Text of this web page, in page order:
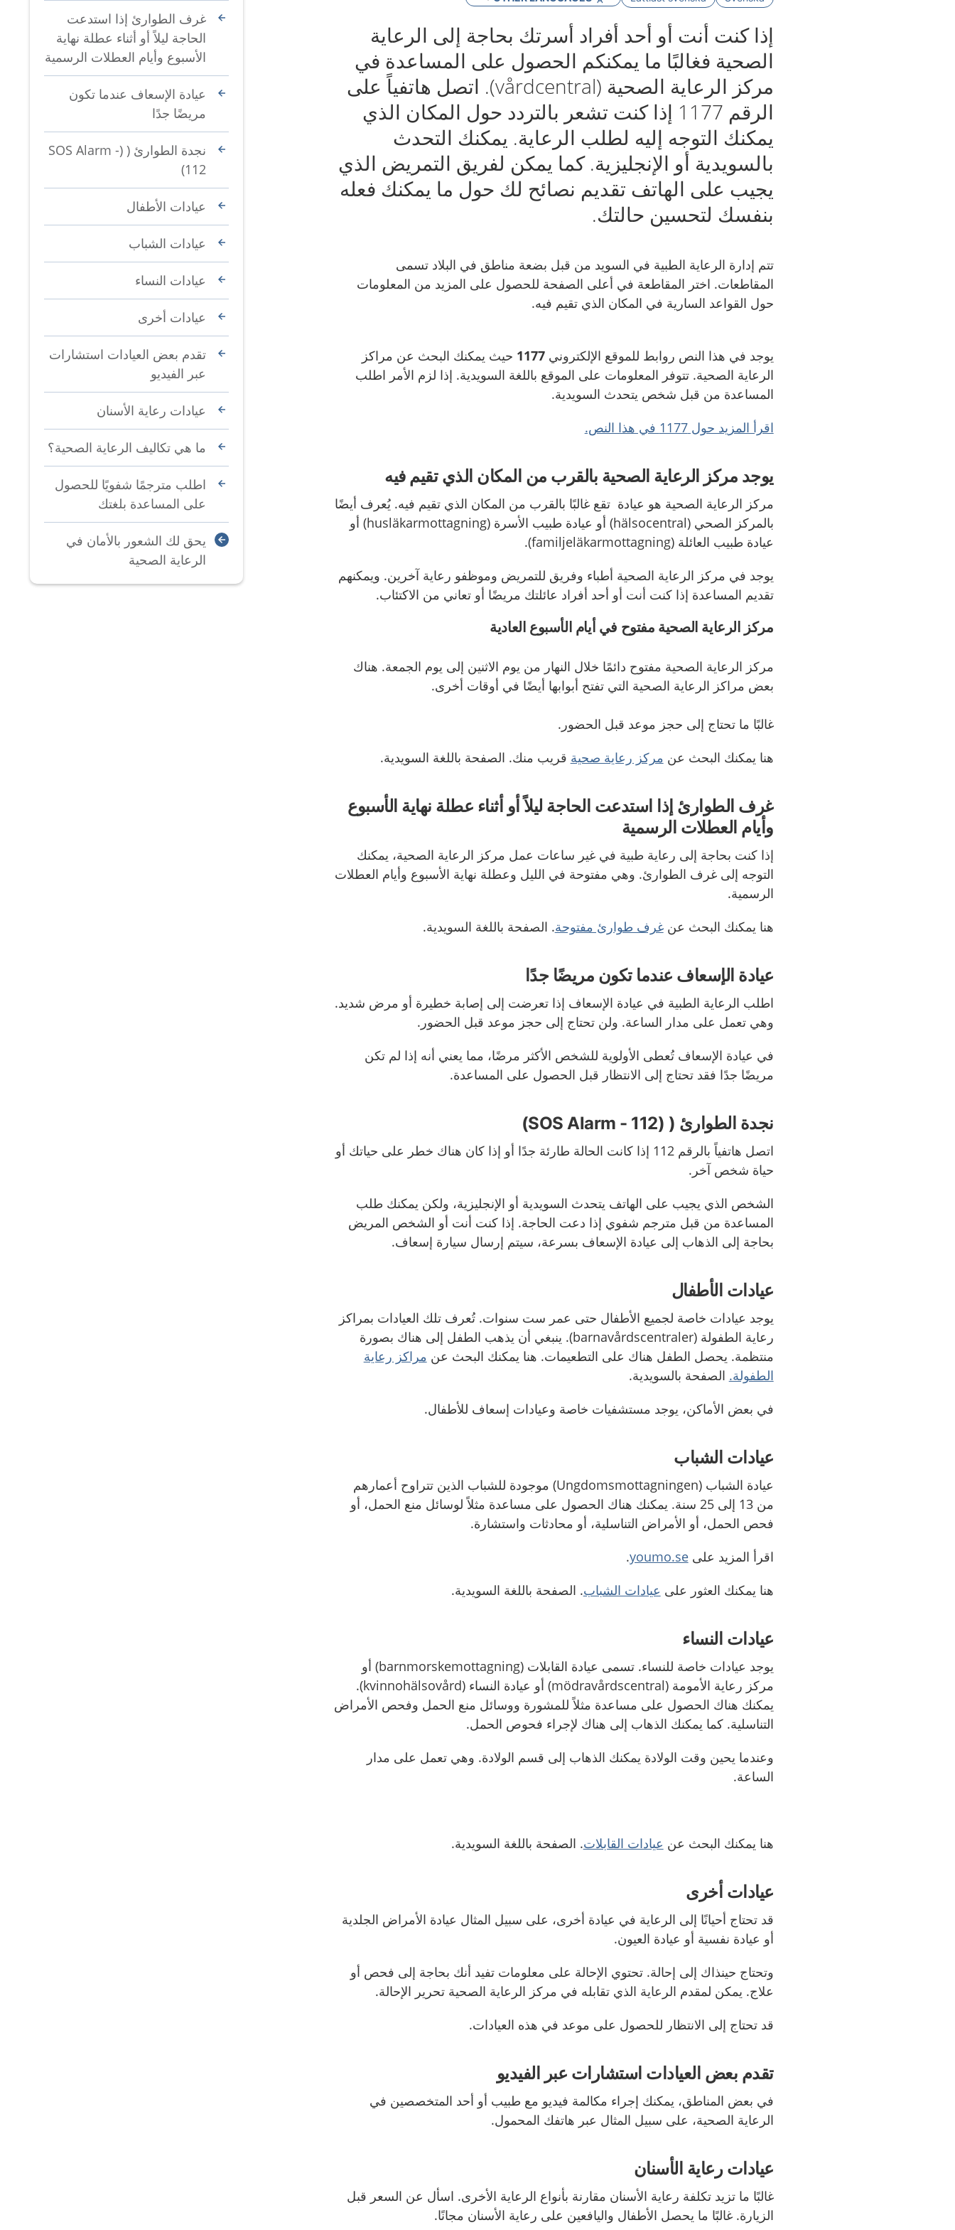
إذا كنت أنت أو أحد أفراد أسرتك بحاجة إلى الرعاية
الصحية فغالبًا ما يمكنكم الحصول على المساعدة في
مركز الرعاية الصحية (vårdcentral). اتصل هاتفياً على
الرقم 1177 إذا كنت تشعر بالتردد حول المكان الذي
يمكنك التوجه إليه لطلب الرعاية. يمكنك التحدث
بالسويدية أو الإنجليزية. كما يمكن لفريق التمريض الذي
يجيب على الهاتف تقديم نصائح لك حول ما يمكنك فعله
بنفسك لتحسين حالتك.
تتم إدارة الرعاية الطبية في السويد من قبل بضعة مناطق في البلاد تسمى
المقاطعات. اختر المقاطعة في أعلى الصفحة للحصول على المزيد من المعلومات
حول القواعد السارية في المكان الذي تقيم فيه.
يوجد في هذا النص روابط للموقع الإلكتروني1177 حيث يمكنك البحث عن مراكز
الرعاية الصحية. تتوفر المعلومات على الموقع باللغة السويدية. إذا لزم الأمر اطلب
المساعدة من قبل شخص يتحدث السويدية.
اقرأ المزيد حول 1177 في هذا النص.
يوجد مركز الرعاية الصحية بالقرب من المكان الذي تقيم فيه
مركز الرعاية الصحية هو عيادة تقع غالبًا بالقرب من المكان الذي تقيم فيه. يُعرف أيضًا
بالمركز الصحي (hälsocentral) أو عيادة طبيب الأسرة (husläkarmottagning) أو
عيادة طبيب العائلة (familjeläkarmottagning).
يوجد في مركز الرعاية الصحية أطباء وفريق للتمريض وموظفو رعاية آخرين. ويمكنهم
تقديم المساعدة إذا كنت أنت أو أحد أفراد عائلتك مريضًا أو تعاني من الاكتئاب.
مركز الرعاية الصحية مفتوح في أيام الأسبوع العادية
مركز الرعاية الصحية مفتوح دائمًا خلال النهار من يوم الاثنين إلى يوم الجمعة. هناك
بعض مراكز الرعاية الصحية التي تفتح أبوابها أيضًا في أوقات أخرى.
غالبًا ما تحتاج إلى حجز موعد قبل الحضور.
هنا يمكنك البحث عن مركز رعاية صحية قريب منك. الصفحة باللغة السويدية.
غرف الطوارئ إذا استدعت الحاجة ليلاً أو أثناء عطلة نهاية الأسبوع
وأيام العطلات الرسمية
إذا كنت بحاجة إلى رعاية طبية في غير ساعات عمل مركز الرعاية الصحية، يمكنك
التوجه إلى غرف الطوارئ. وهي مفتوحة في الليل وعطلة نهاية الأسبوع وأيام العطلات
الرسمية.
هنا يمكنك البحث عنغرف طوارئ مفتوحة. الصفحة باللغة السويدية.
عيادة الإسعاف عندما تكون مريضًا جدًا
اطلب الرعاية الطبية في عيادة الإسعاف إذا تعرضت إلى إصابة خطيرة أو مرض شديد.
وهي تعمل على مدار الساعة. ولن تحتاج إلى حجز موعد قبل الحضور.
في عيادة الإسعاف تُعطى الأولوية للشخص الأكثر مرضًا، مما يعني أنه إذا لم تكن
مريضًا جدًا فقد تحتاج إلى الانتظار قبل الحصول على المساعدة.
نجدة الطوارئ ( (SOS Alarm - 112)
اتصل هاتفياً بالرقم 112 إذا كانت الحالة طارئة جدًا أو إذا كان هناك خطر على حياتك أو
حياة شخص آخر.
الشخص الذي يجيب على الهاتف يتحدث السويدية أو الإنجليزية، ولكن يمكنك طلب
المساعدة من قبل مترجم شفوي إذا دعت الحاجة. إذا كنت أنت أو الشخص المريض
بحاجة إلى الذهاب إلى عيادة الإسعاف بسرعة، سيتم إرسال سيارة إسعاف.
عيادات الأطفال
يوجد عيادات خاصة لجميع الأطفال حتى عمر ست سنوات. تُعرف تلك العيادات بمراكز
رعاية الطفولة (barnavårdscentraler). ينبغي أن يذهب الطفل إلى هناك بصورة
منتظمة. يحصل الطفل هناك على التطعيمات. هنا يمكنك البحث عن مراكز رعاية
الطفولة. الصفحة بالسويدية.
في بعض الأماكن، يوجد مستشفيات خاصة وعيادات إسعاف للأطفال.
عيادات الشباب
عيادة الشباب (Ungdomsmottagningen) موجودة للشباب الذين تتراوح أعمارهم
من 13 إلى 25 سنة. يمكنك هناك الحصول على مساعدة مثلاً لوسائل منع الحمل، أو
فحص الحمل، أو الأمراض التناسلية، أو محادثات واستشارة.
اقرأ المزيد علىyoumo.se
.
هنا يمكنك العثور على عيادات الشباب. الصفحة باللغة السويدية.
عيادات النساء
يوجد عيادات خاصة للنساء. تسمى عيادة القابلات (barnmorskemottagning) أو
مركز رعاية الأمومة (mödravårdscentral) أو عيادة النساء (kvinnohälsovård).
يمكنك هناك الحصول على مساعدة مثلاً للمشورة ووسائل منع الحمل وفحص الأمراض
التناسلية. كما يمكنك الذهاب إلى هناك لإجراء فحوص الحمل.
وعندما يحين وقت الولادة يمكنك الذهاب إلى قسم الولادة. وهي تعمل على مدار
الساعة.
هنا يمكنك البحث عن عيادات القابلات. الصفحة باللغة السويدية.
عيادات أخرى
قد تحتاج أحيانًا إلى الرعاية في عيادة أخرى، على سبيل المثال عيادة الأمراض الجلدية
أو عيادة نفسية أو عيادة العيون.
وتحتاج حينذاك إلى إحالة. تحتوي الإحالة على معلومات تفيد أنك بحاجة إلى فحص أو
علاج. يمكن لمقدم الرعاية الذي تقابله في مركز الرعاية الصحية تحرير الإحالة.
قد تحتاج إلى الانتظار للحصول على موعد في هذه العيادات.
تقدم بعض العيادات استشارات عبر الفيديو
في بعض المناطق، يمكنك إجراء مكالمة فيديو مع طبيب أو أحد المتخصصين في
الرعاية الصحية، على سبيل المثال عبر هاتفك المحمول.
عيادات رعاية الأسنان
غالبًا ما تزيد تكلفة رعاية الأسنان مقارنة بأنواع الرعاية الأخرى. اسأل عن السعر قبل
الزيارة. غالبًا ما يحصل الأطفال واليافعين على رعاية الأسنان مجانًا.
غرف الطوارئ إذا استدعت
الحاجة ليلاً أو أثناء عطلة نهاية
الأسبوع وأيام العطلات الرسمية
عيادة الإسعاف عندما تكون
مريضًا جدًا
نجدة الطوارئ ( (SOS Alarm -
112)
عيادات الأطفال
عيادات الشباب
عيادات النساء
عيادات أخرى
تقدم بعض العيادات استشارات
عبر الفيديو
عيادات رعاية الأسنان
ما هي تكاليف الرعاية الصحية؟
اطلب مترجمًا شفويًا للحصول
على المساعدة بلغتك
يحق لك الشعور بالأمان في
الرعاية الصحية